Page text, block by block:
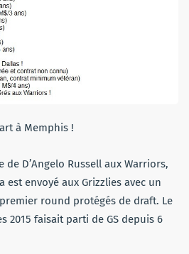
à Memphis !
de D’Angelo Russell aux Warriors,
est envoyé aux Grizzlies avec un
round protégés de draft. Le
2015 faisait parti de GS depuis 6